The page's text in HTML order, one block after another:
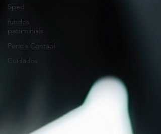
Sped
fundos
patriminiais
Perícia Contábil
Cuidados